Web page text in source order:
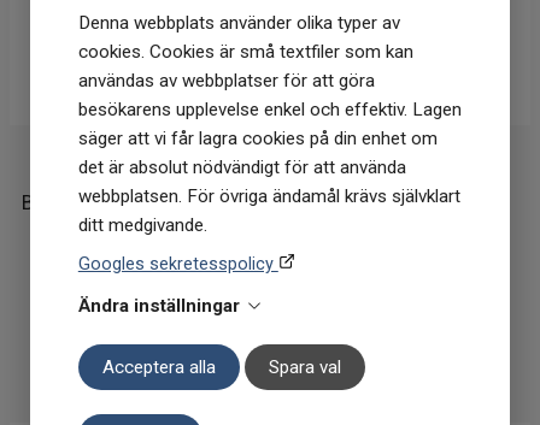
Denna webbplats använder olika typer av
cookies. Cookies är små textfiler som kan
användas av webbplatser för att göra
besökarens upplevelse enkel och effektiv. Lagen
säger att vi får lagra cookies på din enhet om
det är absolut nödvändigt för att använda
webbplatsen. För övriga ändamål krävs självklart
ditt medgivande.
Googles sekretesspolicy
Ändra inställningar
Acceptera alla Spara val
Biomeraki OREGANOOLJA
80 kapslar
Biomeraki
KÖP
Biomeraki SHILAJIT
Biomeraki